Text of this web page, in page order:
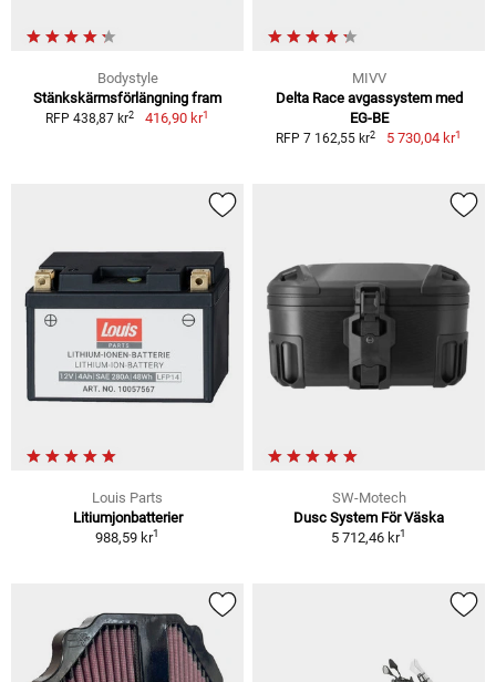
Bodystyle
Stänkskärmsförlängning fram
RFP 438,87 kr2 416,90 kr1
MIVV
Delta Race avgassystem med
EG-BE
RFP 7 162,55 kr2 5 730,04 kr1
Louis Parts
Litiumjonbatterier
988,59 kr1
SW-Motech
Dusc System För Väska
5 712,46 kr1